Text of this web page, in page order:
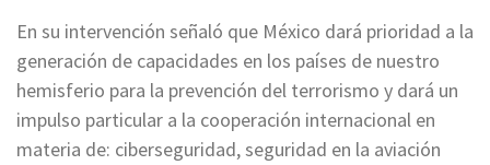
En su intervención señaló que México dará prioridad a la
generación de capacidades en los países de nuestro
hemisferio para la prevención del terrorismo y dará un
impulso particular a la cooperación internacional en
materia de: ciberseguridad, seguridad en la aviación